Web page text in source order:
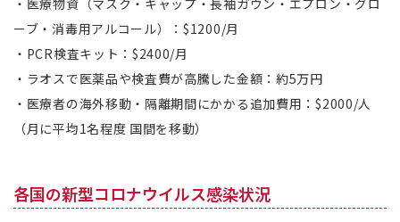
ーブ・消毒用アルコール）：$1200/月
・PCR検査キット：$2400/月
・ラオスで医薬品や検査費が高騰した金額：約5万円
・医療者の海外移動・隔離期間にかかる追加費用：$2000/人
（月に平均1名程度 国間を移動）
各国の新型コロナウイルス感染状況